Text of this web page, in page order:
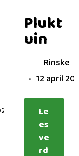
Plukt
uin
Rinske
12 april 2024
Le
es
ve
rd